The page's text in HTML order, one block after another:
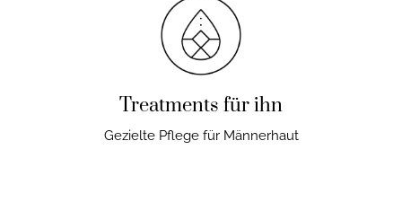
Treatments für ihn
Gezielte Pflege für Männerhaut